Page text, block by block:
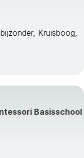
Kruisboog,
Basisschool